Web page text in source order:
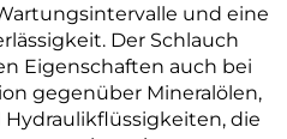
und eine
Der Schlauch
Eigenschaften auch bei
gegenüber Mineralölen,
die